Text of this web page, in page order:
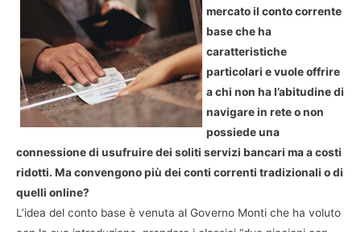
mercato il conto corrente
base che ha
caratteristiche
particolari e vuole offrire
a chi non ha l’abitudine di
navigare in rete o non
possiede una
connessione di usufruire dei soliti servizi bancari ma a costi
ridotti. Ma convengono più dei conti correnti tradizionali o di
quelli online?
L’idea del conto base è venuta al Governo Monti che ha voluto